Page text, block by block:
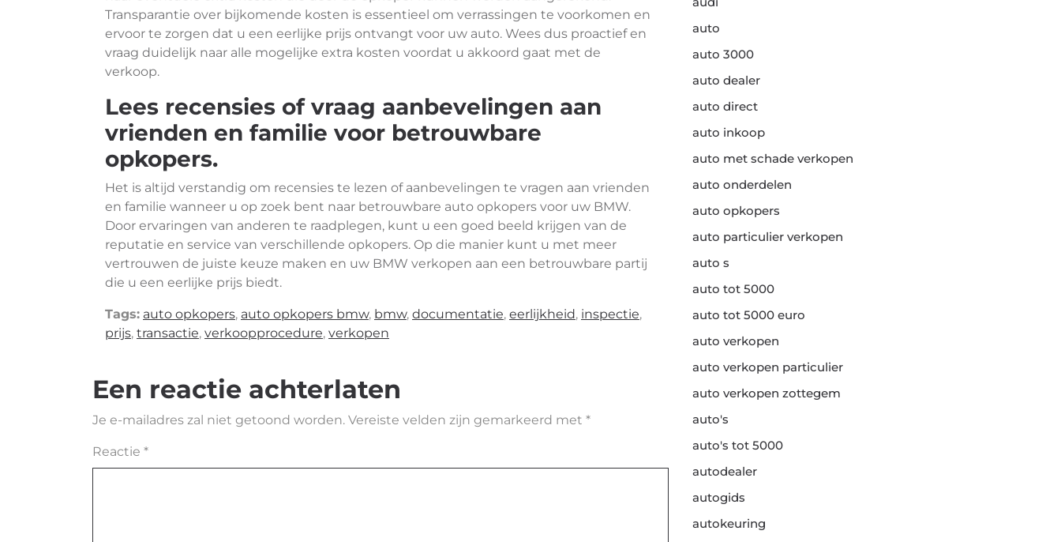
Transparantie over bijkomende kosten is essentieel om verrassingen te voorkomen en
ervoor te zorgen dat u een eerlijke prijs ontvangt voor uw auto. Wees dus proactief en
vraag duidelijk naar alle mogelijke extra kosten voordat u akkoord gaat met de
verkoop.
Lees recensies of vraag aanbevelingen aan
vrienden en familie voor betrouwbare
opkopers.
Het is altijd verstandig om recensies te lezen of aanbevelingen te vragen aan vrienden
en familie wanneer u op zoek bent naar betrouwbare auto opkopers voor uw BMW.
Door ervaringen van anderen te raadplegen, kunt u een goed beeld krijgen van de
reputatie en service van verschillende opkopers. Op die manier kunt u met meer
vertrouwen de juiste keuze maken en uw BMW verkopen aan een betrouwbare partij
die u een eerlijke prijs biedt.
Tags: auto opkopers, auto opkopers bmw, bmw, documentatie, eerlijkheid, inspectie,
prijs, transactie, verkoopprocedure, verkopen
Een reactie achterlaten
Je e-mailadres zal niet getoond worden. Vereiste velden zijn gemarkeerd met *
Reactie *
auto
auto 3000
auto dealer
auto direct
auto inkoop
auto met schade verkopen
auto onderdelen
auto opkopers
auto particulier verkopen
auto s
auto tot 5000
auto tot 5000 euro
auto verkopen
auto verkopen particulier
auto verkopen zottegem
auto's
auto's tot 5000
autodealer
autogids
autokeuring